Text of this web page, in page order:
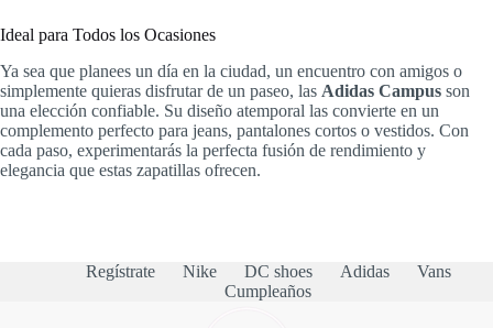
Ideal para Todos los Ocasiones
Ya sea que planees un día en la ciudad, un encuentro con amigos o
simplemente quieras disfrutar de un paseo, las Adidas Campus son
una elección confiable. Su diseño atemporal las convierte en un
complemento perfecto para jeans, pantalones cortos o vestidos. Con
cada paso, experimentarás la perfecta fusión de rendimiento y
elegancia que estas zapatillas ofrecen.
Regístrate Nike DC shoes Adidas
Vans
Cumpleaños